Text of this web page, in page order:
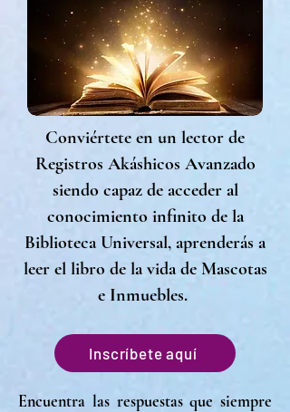
Conviértete en un lector de
Registros Akáshicos Avanzado
siendo capaz de acceder al
conocimiento infinito de la
Biblioteca Universal, aprenderás a
leer el libro de la vida de Mascotas
e Inmuebles.
Inscríbete aquí
Encuentra las respuestas que siempre